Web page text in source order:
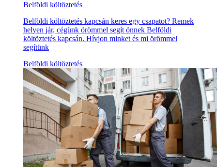
Belföldi költöztetés
Belföldi költöztetés kapcsán keres egy csapatot? Remek
helyen jár, cégünk örömmel segít önnek Belföldi
költöztetés kapcsán. Hívjon minket és mi örömmel
segítünk
Belföldi költöztetés